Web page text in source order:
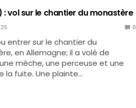
vol sur le chantier du monastère
0
entrer sur le chantier du
en Allemagne; il a volé de
mèche, une perceuse et une
la fuite. Une plainte…